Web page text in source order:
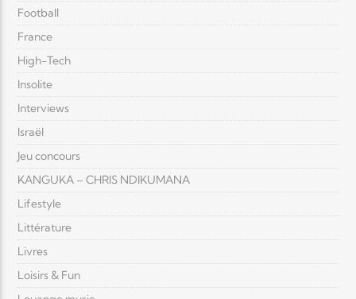
Football
France
High-Tech
Insolite
Interviews
Israël
Jeu concours
KANGUKA – CHRIS NDIKUMANA
Lifestyle
Littérature
Livres
Loisirs & Fun